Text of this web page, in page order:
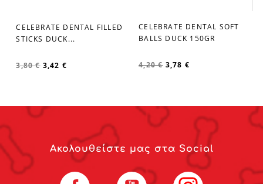
favorite_border
CELEBRATE DENTAL FILLED
STICKS DUCK...
3,80 € 3,42 €
favorite_border
CELEBRATE DENTAL SOFT
BALLS DUCK 150GR
4,20 € 3,78 €
Ακολουθείστε μας στα Social
Facebook YouTube Instagram